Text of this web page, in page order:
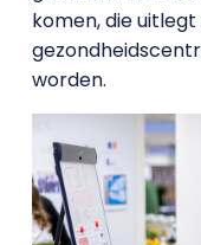
komen, die
worden.